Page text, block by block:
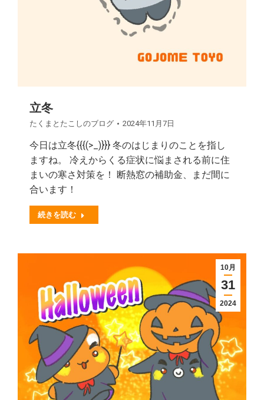
立冬
たくまとたこしのブログ 2024年11月7日
今日は立冬{{{(>_)}}} 冬のはじまりのことを指し
ますね。 冷えからくる症状に悩まされる前に住
まいの寒さ対策を！ 断熱窓の補助金、まだ間に
合います！
続きを読む
10月
31
2024